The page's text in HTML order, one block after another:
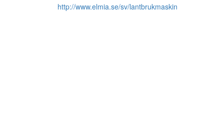
http://www.elmia.se/sv/lantbrukmaskin